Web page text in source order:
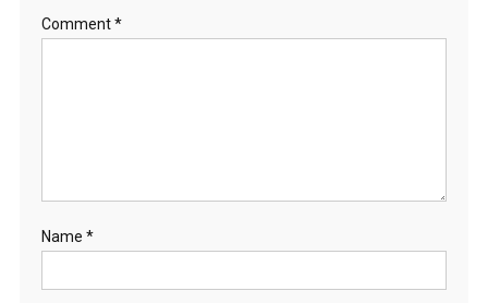
Comment*
Name *